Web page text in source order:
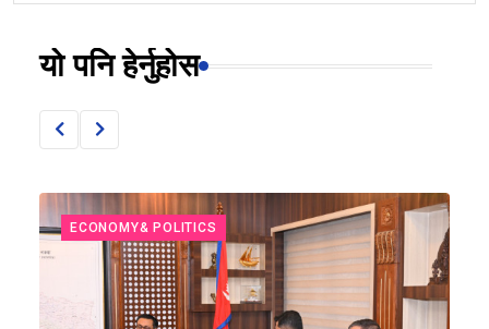
यो पनि हेर्नुहोस
ECONOMY& POLITICS